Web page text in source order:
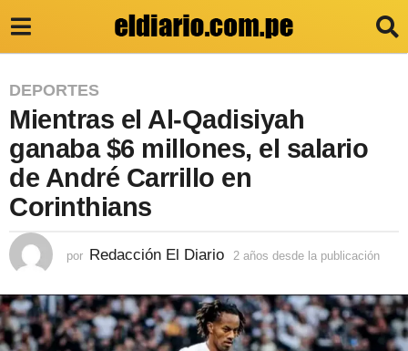
2
a
ñ
o
s
e
d
e
DEPORTES
Mientras el Al-Qadisiyah
ganaba $6 millones, el salario
de André Carrillo en
Corinthians
por Redacción El Diario 2 años desde la publicación
o
s